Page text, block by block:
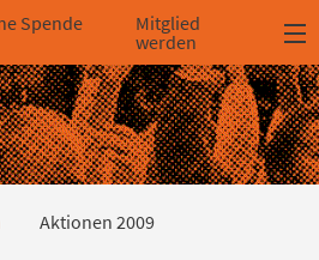
springen
springen
Spende
Mitglied
werden
Aktionen 2009